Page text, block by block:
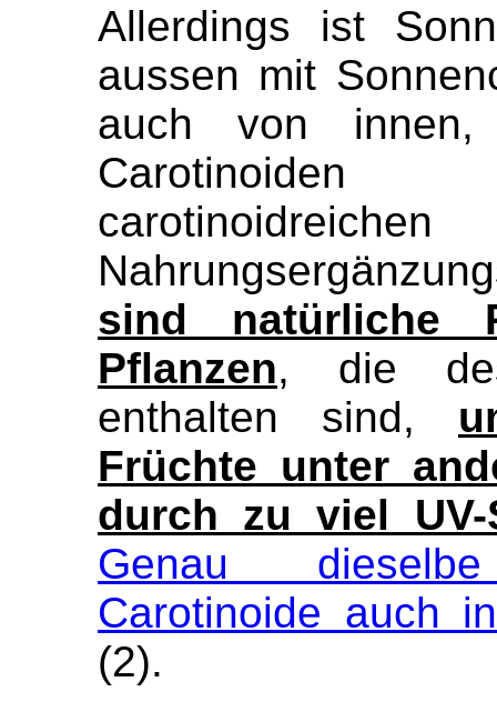
Allerdings ist
aussen mit
auch von
sind natürliche
Pflanzen, die
enthalten sind,
Früchte unter
durch zu viel
Genau
Carotinoide auch
(2).